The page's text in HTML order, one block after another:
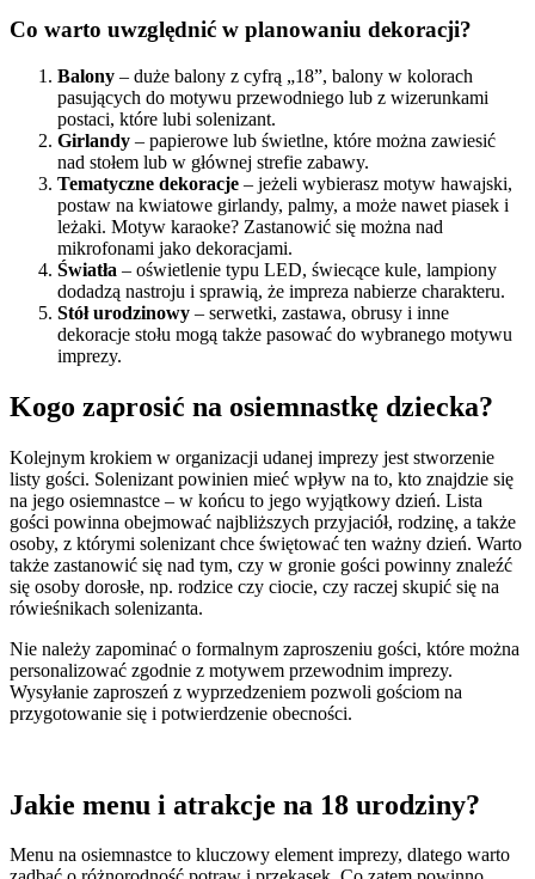
Co warto uwzględnić w planowaniu dekoracji?
Balony – duże balony z cyfrą „18”, balony w kolorach
pasujących do motywu przewodniego lub z wizerunkami
postaci, które lubi solenizant.
Girlandy – papierowe lub świetlne, które można zawiesić
nad stołem lub w głównej strefie zabawy.
Tematyczne dekoracje – jeżeli wybierasz motyw hawajski,
postaw na kwiatowe girlandy, palmy, a może nawet piasek i
leżaki. Motyw karaoke? Zastanowić się można nad
mikrofonami jako dekoracjami.
Światła – oświetlenie typu LED, świecące kule, lampiony
dodadzą nastroju i sprawią, że impreza nabierze charakteru.
Stół urodzinowy – serwetki, zastawa, obrusy i inne
dekoracje stołu mogą także pasować do wybranego motywu
imprezy.
Kogo zaprosić na osiemnastkę dziecka?
Kolejnym krokiem w organizacji udanej imprezy jest stworzenie
listy gości. Solenizant powinien mieć wpływ na to, kto znajdzie się
na jego osiemnastce – w końcu to jego wyjątkowy dzień. Lista
gości powinna obejmować najbliższych przyjaciół, rodzinę, a także
osoby, z którymi solenizant chce świętować ten ważny dzień. Warto
także zastanowić się nad tym, czy w gronie gości powinny znaleźć
się osoby dorosłe, np. rodzice czy ciocie, czy raczej skupić się na
rówieśnikach solenizanta.
Nie należy zapominać o formalnym zaproszeniu gości, które można
personalizować zgodnie z motywem przewodnim imprezy.
Wysyłanie zaproszeń z wyprzedzeniem pozwoli gościom na
przygotowanie się i potwierdzenie obecności.
Jakie menu i atrakcje na 18 urodziny?
Menu na osiemnastce to kluczowy element imprezy, dlatego warto